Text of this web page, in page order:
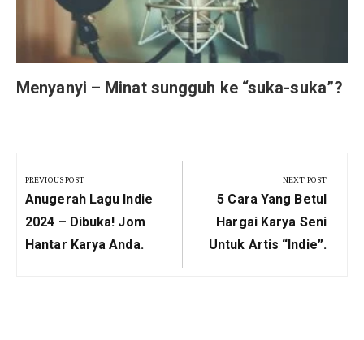
Menyanyi – Minat sungguh ke “suka-suka”?
navigation
PREVIOUS POST
Previous
Post:
Anugerah Lagu Indie
2024 – Dibuka! Jom
Hantar Karya Anda.
NEXT POST
Next
Post:
5 Cara Yang Betul
Hargai Karya Seni
Untuk Artis “indie”.